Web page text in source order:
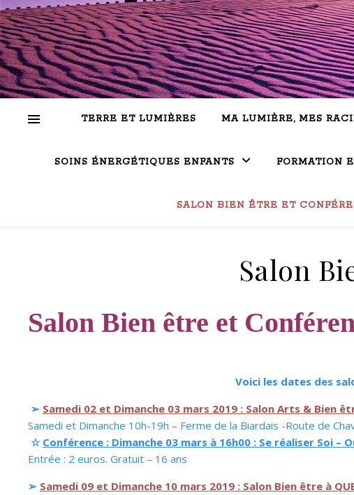
TERRE ET LUMIÈRES MA LUMIÈRE, MES
SOINS ÉNERGÉTIQUES ENFANTS FORMATION
SALON BIEN ÊTRE ET
Salon
Salon Bien être et
Voici les dates des
➢ Samedi 02 et Dimanche 03 mars 2019 : Salon Arts & Bien
Samedi et Dimanche 10h-19h – Ferme de la Biardais -Route de
☆ Conférence : Dimanche 03 mars à 16h00 : Se réaliser Soi –
Entrée : 2 euros. Gratuit – 16 ans
➢ Samedi 09 et Dimanche 10 mars 2019 : Salon Bien être à